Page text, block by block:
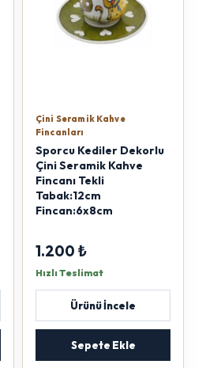
Çini Seramik Kahve
Fincanları
Sporcu Kediler Dekorlu
Çini Seramik Kahve
Fincanı Tekli
Tabak:12cm
Fincan:6x8cm
1.200 ₺
Hızlı Teslimat
Ürünü İncele
Sepete Ekle